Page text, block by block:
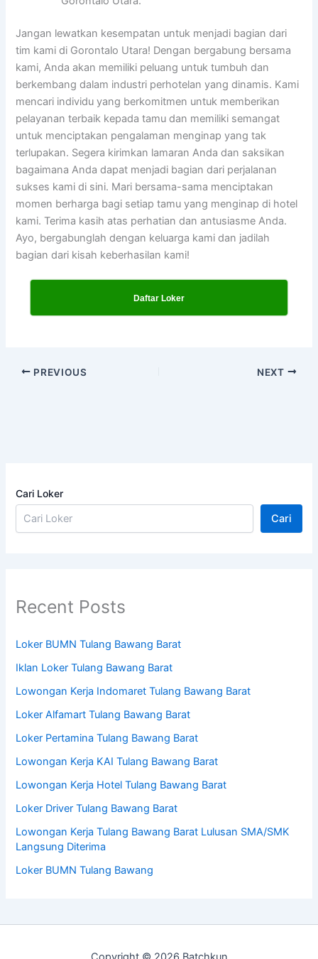
Jangan lewatkan kesempatan untuk menjadi bagian dari
tim kami di Gorontalo Utara! Dengan bergabung bersama
kami, Anda akan memiliki peluang untuk tumbuh dan
berkembang dalam industri perhotelan yang dinamis. Kami
mencari individu yang berkomitmen untuk memberikan
pelayanan terbaik kepada tamu dan memiliki semangat
untuk menciptakan pengalaman menginap yang tak
terlupakan. Segera kirimkan lamaran Anda dan saksikan
bagaimana Anda dapat menjadi bagian dari perjalanan
sukses kami di sini. Mari bersama-sama menciptakan
momen berharga bagi setiap tamu yang menginap di hotel
kami. Terima kasih atas perhatian dan antusiasme Anda.
Ayo, bergabunglah dengan keluarga kami dan jadilah
bagian dari kisah keberhasilan kami!
Daftar Loker
PREVIOUS NEXT
Cari Loker
Cari
Recent Posts
Loker BUMN Tulang Bawang Barat
Iklan Loker Tulang Bawang Barat
Lowongan Kerja Indomaret Tulang Bawang Barat
Loker Alfamart Tulang Bawang Barat
Loker Pertamina Tulang Bawang Barat
Lowongan Kerja KAI Tulang Bawang Barat
Lowongan Kerja Hotel Tulang Bawang Barat
Loker Driver Tulang Bawang Barat
Lowongan Kerja Tulang Bawang Barat Lulusan SMA/SMK
Langsung Diterima
Loker BUMN Tulang Bawang